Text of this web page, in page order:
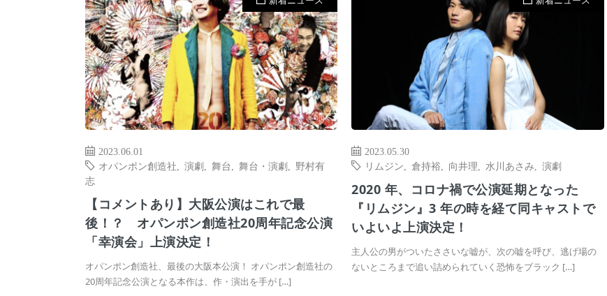
2023.06.01
オパンポン創造社
演劇 舞台 舞台・演劇
野村有
志
【コメントあり】大阪公演はこれで最
後！？ オパンポン創造社20周年記念公演
「幸演会」上演決定！
オパンポン創造社、最後の大阪本公演！ オパンポン創造社の
20周年記念公演となる本作は、作・演出を手が […]
2023.05.30
リムジン ,倉持裕 向井理 水川あさみ ,演劇
2020 年、コロナ禍で公演延期となった
『リムジン』3 年の時を経て同キャストで
いよいよ上演決定！
主人公の男がついたささいな嘘が、次の嘘を呼び、逃げ場の
ないところまで追い詰められていく恐怖をブラック […]